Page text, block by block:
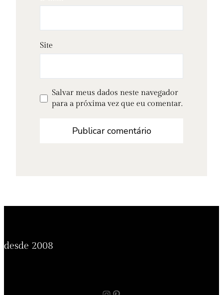
Site
Salvar meus dados neste navegador
para a próxima vez que eu comentar.
desde 2008